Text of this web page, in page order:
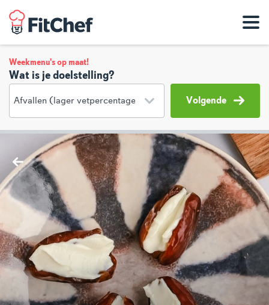
Weekmenu's op maat!
Wat is je doelstelling?
Volgende